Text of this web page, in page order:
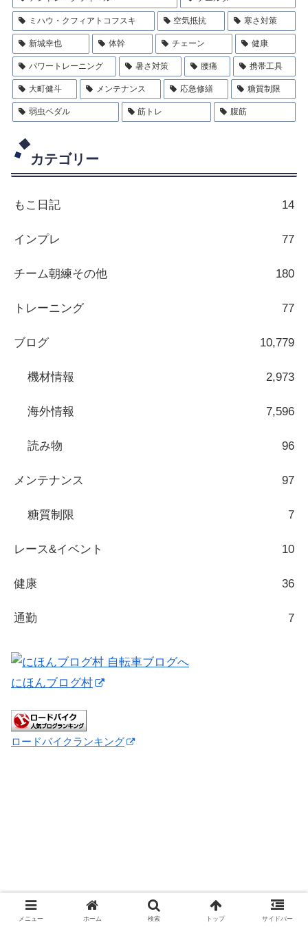
ミハウ・クフィアトコフスキ 空気抵抗 寒さ対策
新城幸也 体幹 チェーン 健康
パワートレーニング 暑さ対策 腰痛 携帯工具
大町健斗 メンテナンス 応急修繕 糖質制限
弱虫ペダル 筋トレ 腹筋
カテゴリー
もこ日記 14
インプレ 77
チーム朝練その他 180
トレーニング 77
ブログ 10,779
機材情報 2,973
海外情報 7,596
読み物 96
メンテナンス 97
糖質制限 7
レース&イベント 10
健康 36
通勤 7
にほんブログ村
ロードバイクランキング
メニュー ホーム 検索 トップ サイドバー